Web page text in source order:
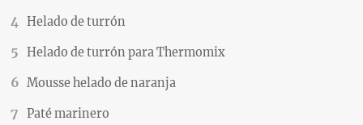
Helado de turrón
Helado de turrón para Thermomix
Mousse helado de naranja
Paté marinero